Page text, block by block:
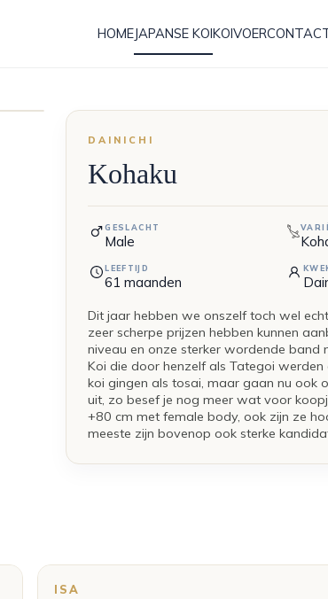
HOMEJAPANSE KOIKOIVOER
DAINICHI
Kohaku
GESLACHT
Male
LEEFTIJD
61 maanden
Dit jaar hebben we onszelf toch wel
zeer scherpe prijzen hebben kunnen
niveau en onze sterker wordende band
Koi die door henzelf als Tategoi
koi gingen als tosai, maar gaan nu ook
uit, zo besef je nog meer wat voor
+80 cm met female body, ook zijn ze
meeste zijn bovenop ook sterke
ISA